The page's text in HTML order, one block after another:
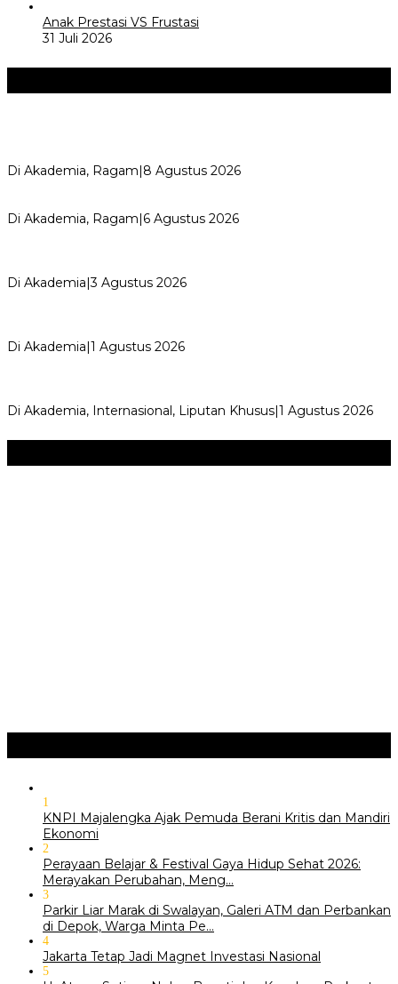
Anak Prestasi VS Frustasi
31 Juli 2026
Di Akademia, Ragam|8 Agustus 2026
Di Akademia, Ragam|6 Agustus 2026
Di Akademia|3 Agustus 2026
Di Akademia|1 Agustus 2026
Di Akademia, Internasional, Liputan Khusus|1 Agustus 2026
1
KNPI Majalengka Ajak Pemuda Berani Kritis dan Mandiri
Ekonomi
2
Perayaan Belajar & Festival Gaya Hidup Sehat 2026:
Merayakan Perubahan, Meng…
3
Parkir Liar Marak di Swalayan, Galeri ATM dan Perbankan
di Depok, Warga Minta Pe…
4
Jakarta Tetap Jadi Magnet Investasi Nasional
5